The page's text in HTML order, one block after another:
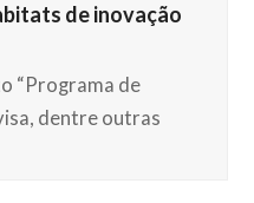
de inovação
“Programa de
dentre outras